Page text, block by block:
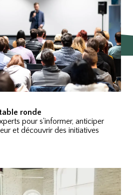
ronde
pour s'informer, anticiper
et découvrir des initiatives